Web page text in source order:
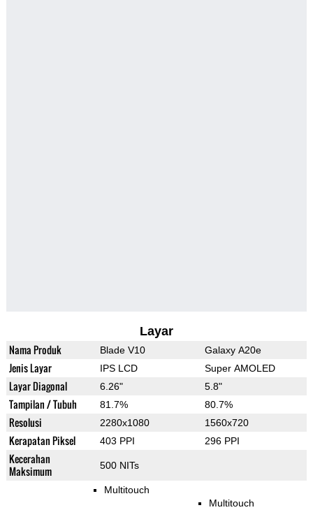
Layar
Nama Produk Blade V10 Galaxy A20e
Jenis Layar IPS LCD Super AMOLED
Layar Diagonal 6.26" 5.8"
Tampilan / Tubuh 81.7% 80.7%
Resolusi 2280x1080 1560x720
Kerapatan Piksel 403 PPI 296 PPI
Kecerahan
Maksimum
500 NITs
Multitouch
Multitouch